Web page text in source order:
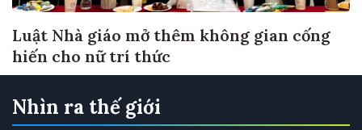
Luật Nhà giáo mở thêm không gian cống
hiến cho nữ trí thức
Nhìn ra thế giới